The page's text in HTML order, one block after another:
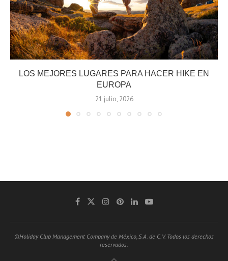
LOS MEJORES LUGARES PARA HACER HIKE EN
EUROPA
21 julio, 2026
©Holiday Club Management Company de México, S.A. de C.V. Todos los derechos
reservados.